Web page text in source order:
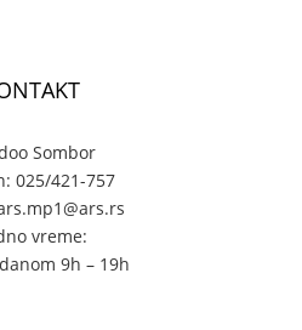
Sombor
025/421-757
vreme:
9h – 19h